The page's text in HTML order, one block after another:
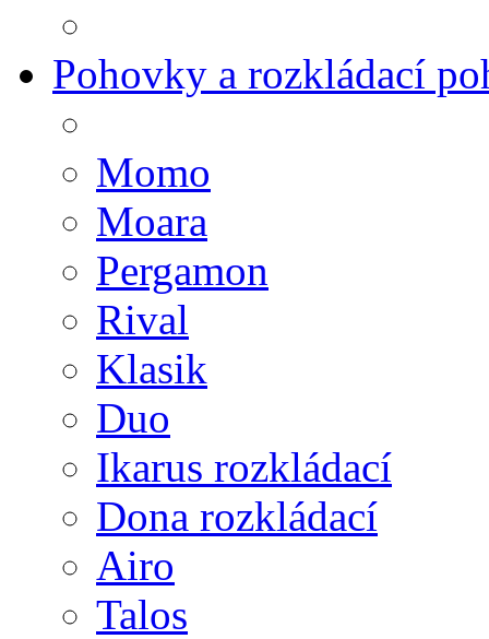
Pohovky a rozkládací
Momo
Moara
Pergamon
Rival
Klasik
Duo
Ikarus rozkládací
Dona rozkládací
Airo
Talos